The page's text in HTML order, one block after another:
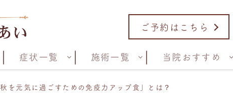
ご予約はこちら
症状一覧 施術一覧 当院おすすめ
秋を元気に過ごすための免疫力アップ食」とは？